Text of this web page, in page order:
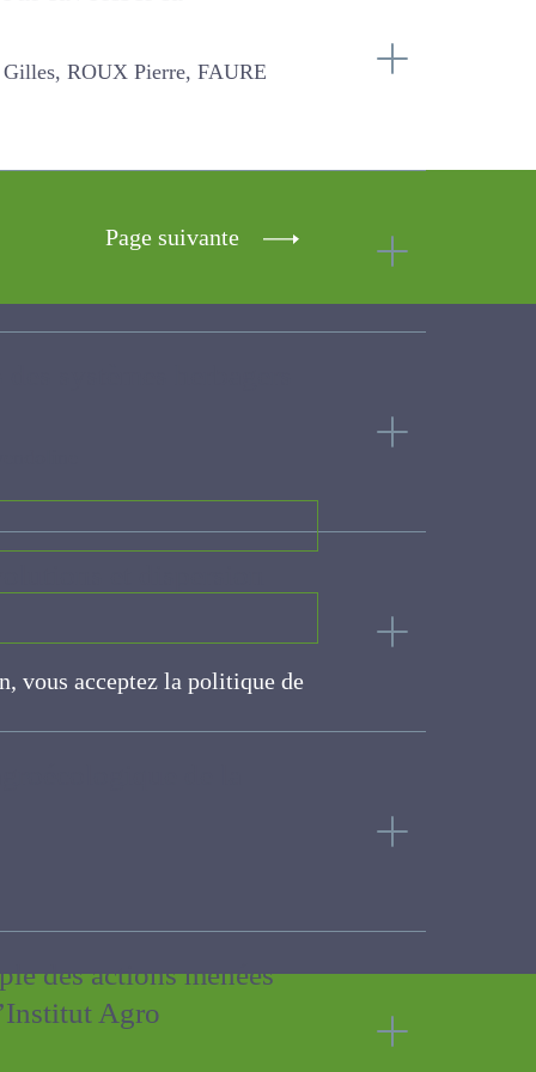
FAURE Pascal, FARRUGGIA
et dispersion
de la
des actions menées
Agro
Page suivante
vous acceptez la politique